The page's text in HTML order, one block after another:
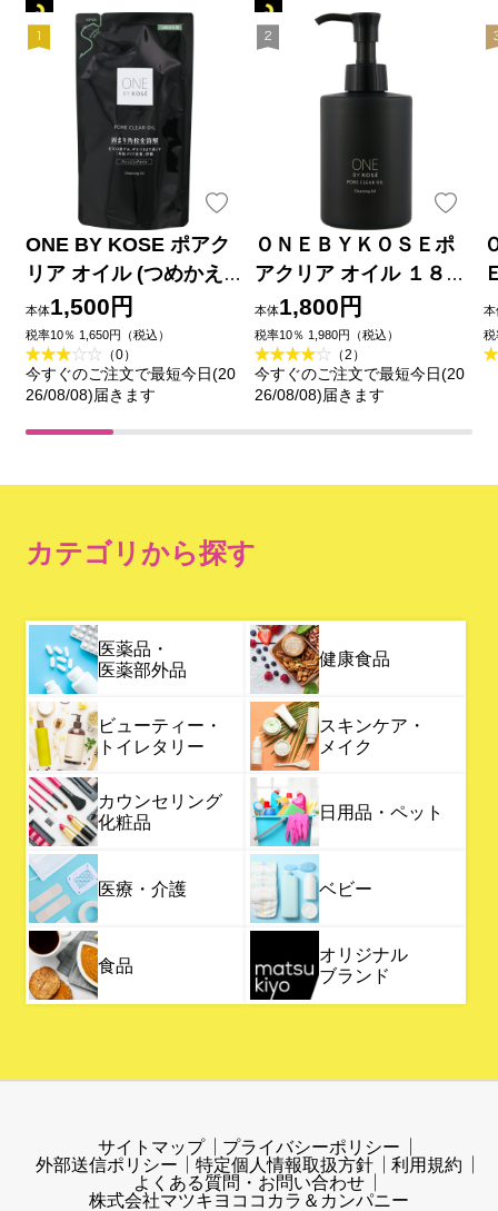
ONE BY KOSE ポアク
リア オイル (つめかえ
用) １６０ｍＬ コーセー
本体1,500円
税率10％ 1,650円（税込）
（0）
今すぐのご注文で最短今日(20
26/08/08)届きます
ＯＮＥＢＹＫＯＳＥポ
アクリア オイル １８０
ｍＬ コーセー
本体1,800円
税率10％ 1,980円（税込）
（2）
今すぐのご注文で最短今日(20
26/08/08)届きます
本
税
カテゴリから探す
医薬品・
医薬部外品
健康食品
ビューティー・
トイレタリー
スキンケア・
メイク
カウンセリング
化粧品
日用品・ペット
医療・介護 ベビー
食品
オリジナル
ブランド
サイトマップ
プライバシーポリシー
外部送信ポリシー
特定個人情報取扱方針
利用規約
よくある質問・お問い合わせ
株式会社マツキヨココカラ＆カンパニー